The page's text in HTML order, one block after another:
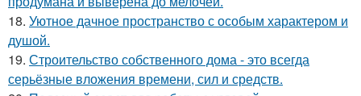
18. Уютное дачное пространство с особым характером и
душой.
19. Строительство собственного дома - это всегда
серьёзные вложения времени, сил и средств.